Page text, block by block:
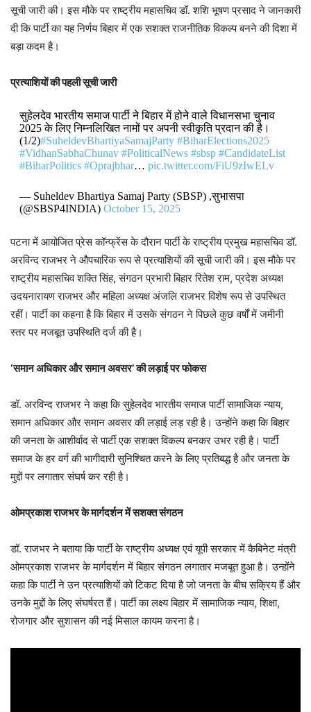
सूची जारी की। इस मौके पर राष्ट्रीय महासचिव डॉ. शशि भूषण प्रसाद ने जानकारी
दी कि पार्टी का यह निर्णय बिहार में एक सशक्त राजनीतिक विकल्प बनने की दिशा में
बड़ा कदम है।
प्रत्याशियों की पहली सूची जारी
सुहेलदेव भारतीय समाज पार्टी ने बिहार में होने वाले विधानसभा चुनाव
2025 के लिए निम्नलिखित नामों पर अपनी स्वीकृति प्रदान की है।
(1/2)#SuheldevBhartiyaSamajParty #BiharElections2025
#VidhanSabhaChunav #PoliticalNews #sbsp #CandidateList
#BiharPolitics #Oprajbhar… pic.twitter.com/FiU9zIwELv
— Suheldev Bhartiya Samaj Party (SBSP) ,सुभासपा
(@SBSP4INDIA) October 15, 2025
पटना में आयोजित प्रेस कॉन्फ्रेंस के दौरान पार्टी के राष्ट्रीय प्रमुख महासचिव डॉ.
अरविन्द राजभर ने औपचारिक रूप से प्रत्याशियों की सूची जारी की। इस मौके पर
राष्ट्रीय महासचिव शक्ति सिंह, संगठन प्रभारी बिहार रितेश राम, प्रदेश अध्यक्ष
उदयनारायण राजभर और महिला अध्यक्ष अंजलि राजभर विशेष रूप से उपस्थित
रहीं। पार्टी का कहना है कि बिहार में उसके संगठन ने पिछले कुछ वर्षों में जमीनी
स्तर पर मजबूत उपस्थिति दर्ज की है।
‘समान अधिकार और समान अवसर’ की लड़ाई पर फोकस
डॉ. अरविन्द राजभर ने कहा कि सुहेलदेव भारतीय समाज पार्टी सामाजिक न्याय,
समान अधिकार और समान अवसर की लड़ाई लड़ रही है। उन्होंने कहा कि बिहार
की जनता के आशीर्वाद से पार्टी एक सशक्त विकल्प बनकर उभर रही है। पार्टी
समाज के हर वर्ग की भागीदारी सुनिश्चित करने के लिए प्रतिबद्ध है और जनता के
मुद्दों पर लगातार संघर्ष कर रही है।
ओमप्रकाश राजभर के मार्गदर्शन में सशक्त संगठन
डॉ. राजभर ने बताया कि पार्टी के राष्ट्रीय अध्यक्ष एवं यूपी सरकार में कैबिनेट मंत्री
ओमप्रकाश राजभर के मार्गदर्शन में बिहार संगठन लगातार मजबूत हुआ है। उन्होंने
कहा कि पार्टी ने उन प्रत्याशियों को टिकट दिया है जो जनता के बीच सक्रिय हैं और
उनके मुद्दों के लिए संघर्षरत हैं। पार्टी का लक्ष्य बिहार में सामाजिक न्याय, शिक्षा,
रोजगार और सुशासन की नई मिसाल कायम करना है।